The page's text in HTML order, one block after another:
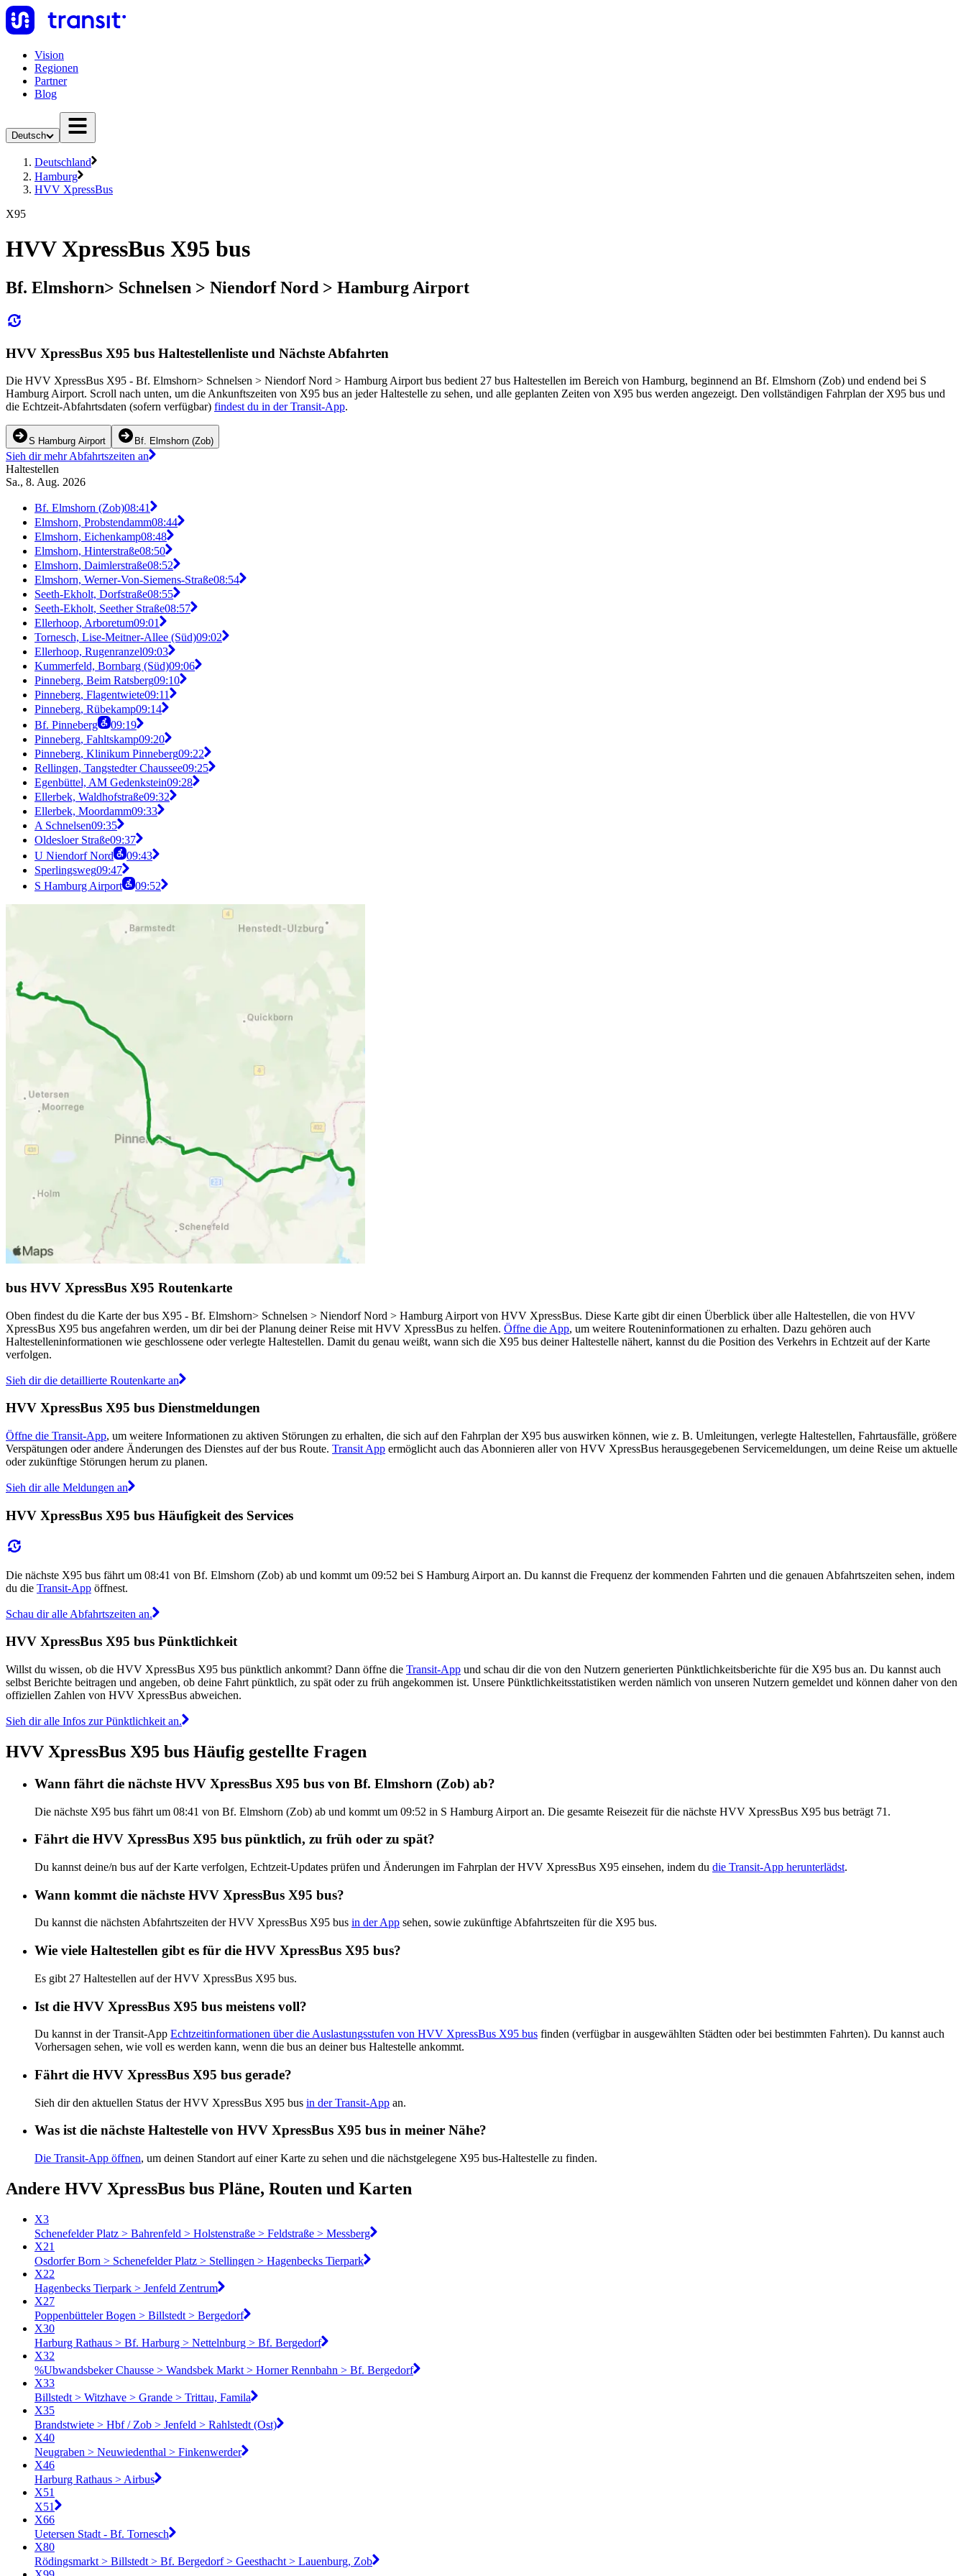
Vision
Regionen
Partner
Blog
Deutsch
Deutschland
Hamburg
HVV XpressBus
X95
HVV XpressBus X95 bus
Bf. Elmshorn> Schnelsen > Niendorf Nord > Hamburg Airport
HVV XpressBus X95 bus Haltestellenliste und Nächste Abfahrten
Die HVV XpressBus X95 - Bf. Elmshorn> Schnelsen > Niendorf Nord > Hamburg Airport bus bedient 27 bus Haltestellen im Bereich von Hamburg, beginnend an Bf. Elmshorn (Zob) und endend bei S
Hamburg Airport. Scroll nach unten, um die Ankunftszeiten von X95 bus an jeder Haltestelle zu sehen, und alle geplanten Zeiten von X95 bus werden angezeigt. Den vollständigen Fahrplan der X95 bus und
die Echtzeit-Abfahrtsdaten (sofern verfügbar) findest du in der Transit-App.
S Hamburg Airport Bf. Elmshorn (Zob)
Sieh dir mehr Abfahrtszeiten an
Haltestellen
Sa., 8. Aug. 2026
Bf. Elmshorn (Zob)08:41
Elmshorn, Probstendamm08:44
Elmshorn, Eichenkamp08:48
Elmshorn, Hinterstraße08:50
Elmshorn, Daimlerstraße08:52
Elmshorn, Werner-Von-Siemens-Straße08:54
Seeth-Ekholt, Dorfstraße08:55
Seeth-Ekholt, Seether Straße08:57
Ellerhoop, Arboretum09:01
Tornesch, Lise-Meitner-Allee (Süd)09:02
Ellerhoop, Rugenranzel09:03
Kummerfeld, Bornbarg (Süd)09:06
Pinneberg, Beim Ratsberg09:10
Pinneberg, Flagentwiete09:11
Pinneberg, Rübekamp09:14
Bf. Pinneberg
09:19
Pinneberg, Fahltskamp09:20
Pinneberg, Klinikum Pinneberg09:22
Rellingen, Tangstedter Chaussee09:25
Egenbüttel, AM Gedenkstein09:28
Ellerbek, Waldhofstraße09:32
Ellerbek, Moordamm09:33
A Schnelsen09:35
Oldesloer Straße09:37
U Niendorf Nord
09:43
Sperlingsweg09:47
S Hamburg Airport
09:52
bus HVV XpressBus X95 Routenkarte
Oben findest du die Karte der bus X95 - Bf. Elmshorn> Schnelsen > Niendorf Nord > Hamburg Airport von HVV XpressBus. Diese Karte gibt dir einen Überblick über alle Haltestellen, die von HVV
XpressBus X95 bus angefahren werden, um dir bei der Planung deiner Reise mit HVV XpressBus zu helfen. Öffne die App, um weitere Routeninformationen zu erhalten. Dazu gehören auch
Haltestelleninformationen wie geschlossene oder verlegte Haltestellen. Damit du genau weißt, wann sich die X95 bus deiner Haltestelle nähert, kannst du die Position des Verkehrs in Echtzeit auf der Karte
verfolgen.
Sieh dir die detaillierte Routenkarte an
HVV XpressBus X95 bus Dienstmeldungen
Öffne die Transit-App, um weitere Informationen zu aktiven Störungen zu erhalten, die sich auf den Fahrplan der X95 bus auswirken können, wie z. B. Umleitungen, verlegte Haltestellen, Fahrtausfälle, größere
Verspätungen oder andere Änderungen des Dienstes auf der bus Route. Transit App ermöglicht auch das Abonnieren aller von HVV XpressBus herausgegebenen Servicemeldungen, um deine Reise um aktuelle
oder zukünftige Störungen herum zu planen.
Sieh dir alle Meldungen an
HVV XpressBus X95 bus Häufigkeit des Services
Die nächste X95 bus fährt um 08:41 von Bf. Elmshorn (Zob) ab und kommt um 09:52 bei S Hamburg Airport an. Du kannst die Frequenz der kommenden Fahrten und die genauen Abfahrtszeiten sehen, indem
du die Transit-App öffnest.
Schau dir alle Abfahrtszeiten an.
HVV XpressBus X95 bus Pünktlichkeit
Willst du wissen, ob die HVV XpressBus X95 bus pünktlich ankommt? Dann öffne die Transit-App und schau dir die von den Nutzern generierten Pünktlichkeitsberichte für die X95 bus an. Du kannst auch
selbst Berichte beitragen und angeben, ob deine Fahrt pünktlich, zu spät oder zu früh angekommen ist. Unsere Pünktlichkeitsstatistiken werden nämlich von unseren Nutzern gemeldet und können daher von den
offiziellen Zahlen von HVV XpressBus abweichen.
Sieh dir alle Infos zur Pünktlichkeit an.
HVV XpressBus X95 bus Häufig gestellte Fragen
Wann fährt die nächste HVV XpressBus X95 bus von Bf. Elmshorn (Zob) ab?
Die nächste X95 bus fährt um 08:41 von Bf. Elmshorn (Zob) ab und kommt um 09:52 in S Hamburg Airport an. Die gesamte Reisezeit für die nächste HVV XpressBus X95 bus beträgt 71.
Fährt die HVV XpressBus X95 bus pünktlich, zu früh oder zu spät?
Du kannst deine/n bus auf der Karte verfolgen, Echtzeit-Updates prüfen und Änderungen im Fahrplan der HVV XpressBus X95 einsehen, indem du die Transit-App herunterlädst.
Wann kommt die nächste HVV XpressBus X95 bus?
Du kannst die nächsten Abfahrtszeiten der HVV XpressBus X95 bus in der App sehen, sowie zukünftige Abfahrtszeiten für die X95 bus.
Wie viele Haltestellen gibt es für die HVV XpressBus X95 bus?
Es gibt 27 Haltestellen auf der HVV XpressBus X95 bus.
Ist die HVV XpressBus X95 bus meistens voll?
Du kannst in der Transit-App Echtzeitinformationen über die Auslastungsstufen von HVV XpressBus X95 bus finden (verfügbar in ausgewählten Städten oder bei bestimmten Fahrten). Du kannst auch
Vorhersagen sehen, wie voll es werden kann, wenn die bus an deiner bus Haltestelle ankommt.
Fährt die HVV XpressBus X95 bus gerade?
Sieh dir den aktuellen Status der HVV XpressBus X95 bus in der Transit-App an.
Was ist die nächste Haltestelle von HVV XpressBus X95 bus in meiner Nähe?
Die Transit-App öffnen, um deinen Standort auf einer Karte zu sehen und die nächstgelegene X95 bus-Haltestelle zu finden.
Andere HVV XpressBus bus Pläne, Routen und Karten
X3
Schenefelder Platz > Bahrenfeld > Holstenstraße > Feldstraße > Messberg
X21
Osdorfer Born > Schenefelder Platz > Stellingen > Hagenbecks Tierpark
X22
Hagenbecks Tierpark > Jenfeld Zentrum
X27
Poppenbütteler Bogen > Billstedt > Bergedorf
X30
Harburg Rathaus > Bf. Harburg > Nettelnburg > Bf. Bergedorf
X32
%Ubwandsbeker Chausse > Wandsbek Markt > Horner Rennbahn > Bf. Bergedorf
X33
Billstedt > Witzhave > Grande > Trittau, Famila
X35
Brandstwiete > Hbf / Zob > Jenfeld > Rahlstedt (Ost)
X40
Neugraben > Neuwiedenthal > Finkenwerder
X46
Harburg Rathaus > Airbus
X51
X51
X66
Uetersen Stadt - Bf. Tornesch
X80
Rödingsmarkt > Billstedt > Bf. Bergedorf > Geesthacht > Lauenburg, Zob